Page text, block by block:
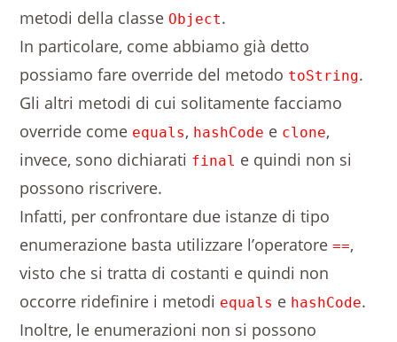
metodi della classe Object.
In particolare, come abbiamo già detto
possiamo fare override del metodo toString.
Gli altri metodi di cui solitamente facciamo
override come equals, hashCode e clone,
invece, sono dichiarati final e quindi non si
possono riscrivere.
Infatti, per confrontare due istanze di tipo
enumerazione basta utilizzare l’operatore==,
visto che si tratta di costanti e quindi non
occorre ridefinire i metodi equals e hashCode.
Inoltre, le enumerazioni non si possono